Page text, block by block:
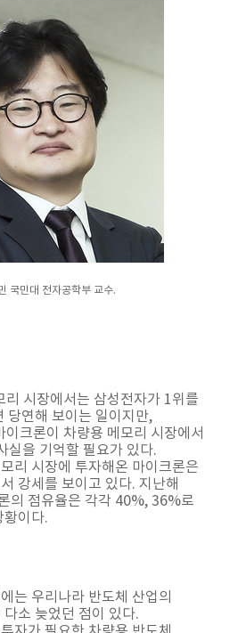
국민대 전자공학부 교수.
시장에서는 삼성전자가 1위를
당연해 보이는 일이지만,
크론이 차량용 메모리 시장에서
실을 기억할 필요가 있다.
리 시장에 투자해온 마이크론은
강세를 보이고 있다. 지난해
의 점유율은 각각 40%, 36%로
황이다.
는 우리나라 반도체 산업의
소 늦었던 점이 있다.